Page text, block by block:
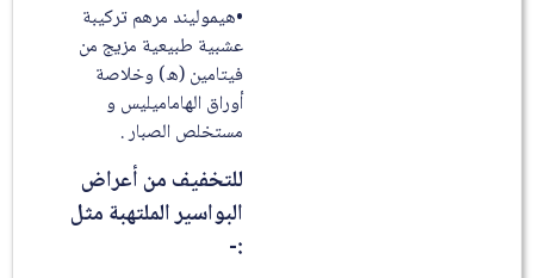
•هيموليند مرهم تركيبة
عشبية طبيعية مزيج من
فيتامين (ه) وخلاصة
أوراق الهاماميليس و
مستخلص الصبار .
للتخفيف من أعراض
البواسير الملتهبة مثل
:-